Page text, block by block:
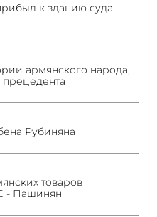
к зданию суда
армянского народа,
Рубиняна
товаров
- Пашинян